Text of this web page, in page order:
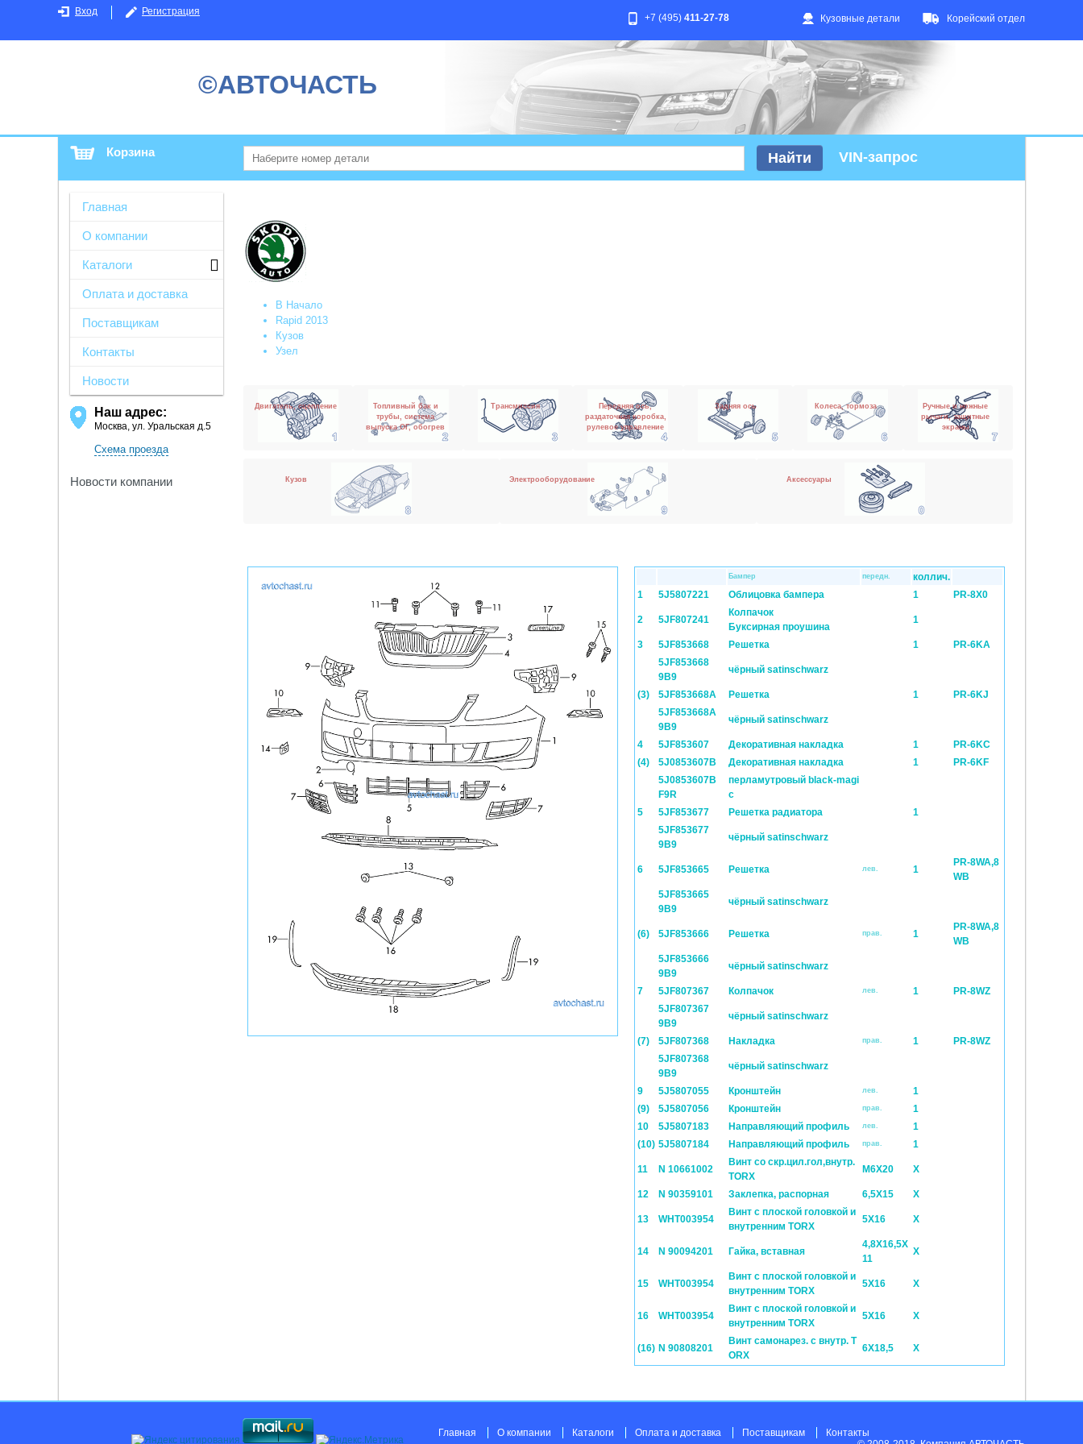
Вход Регистрация
Кузовные детали Корейский отдел
+7 (495) 411-27-78
©АВТОЧАСТЬ
Корзина VIN-запрос
Главная
О компании
Каталоги
Оплата и доставка
Поставщикам
Контакты
Новости
Наш адрес:
Москва, ул. Уральская д.5
Схема проезда
Новости компании
В Начало
Rapid 2013
Кузов
Узел
Двигатель, сцепление
Топливный бак и
трубы, система
выпуска ОГ, обогрев
Трансмиссия
Передняя ось,
раздаточная коробка,
рулевое управление
Задняя ось Колеса, тормоза
Ручные и ножные
рычаги, защитные
экраны
Кузов Электрооборудование Аксессуары
Бампер передн.
коллич.
1
5J5807221 Облицовка бампера 1 PR-8X0
2 5JF807241
Колпачок
Буксирная проушина
1
3 5JF853668 Pешетка 1
PR-6KA
5JF853668
9B9
чёрный satinschwarz
(3) 5JF853668A Pешетка 1
PR-6KJ
5JF853668A
9B9
чёрный satinschwarz
4 5JF853607 Декоративная накладка 1
PR-6KC
(4)
5J0853607B Декоративная накладка 1
PR-6KF
5J0853607B
F9R
перламутровый black-magi
c
5
5JF853677 Pешетка радиатора
1
5JF853677
9B9
чёрный satinschwarz
6 5JF853665 Pешетка лев. 1
PR-8WA,8
WB
5JF853665
9B9
чёрный satinschwarz
(6) 5JF853666 Pешетка прав. 1
PR-8WA,8
WB
5JF853666
9B9
чёрный satinschwarz
7 5JF807367 Колпачок лев. 1
PR-8WZ
5JF807367
9B9
чёрный satinschwarz
(7) 5JF807368 Накладка прав. 1
PR-8WZ
5JF807368
9B9
чёрный satinschwarz
9 5J5807055 Кронштейн лев.
1
(9)
5J5807056 Кронштейн прав.
1
10
5J5807183 Направляющий профиль лев.
1
(10) 5J5807184 Направляющий профиль прав. 1
11 N 10661002
Винт со скр.цил.гол,внутр.
TORX
M6X20 X
12 N 90359101 Заклепка, распорная 6,5X15 X
13 WHT003954
Винт с плоской головкой и
внутренним TORX
5X16 X
14 N 90094201 Гайка, вставная
4,8X16,5X
11
X
15 WHT003954
Винт с плоской головкой и
внутренним TORX
5X16 X
16 WHT003954
Винт с плоской головкой и
внутренним TORX
5X16 X
(16) N 90808201
Винт самонарез. с внутр. T
ORX
6X18,5 X
Главная О компании Каталоги Оплата и доставка Поставщикам
Контакты